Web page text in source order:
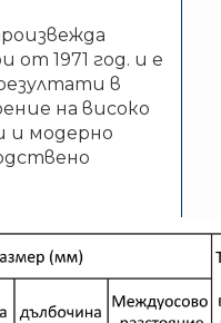
от 1971 год. и е
в
на високо
и модерно